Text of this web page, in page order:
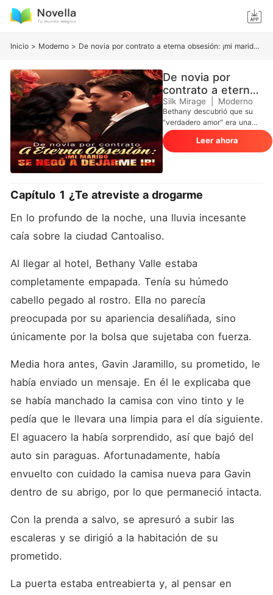
Inicio > Moderno > De novia por contrato a eterna obsesión: ¡mi marido se negó a dejarme ir!
De novia por
contrato a eterna
obsesión: ¡mi
marido se negó a
dejarme ir!
Silk Mirage Moderno
Bethany descubrió que su
"verdadero amor" era una
mentira en el momento en
que le tendieron una trampa
para que estuviera con otro
para robarle la fortuna. Sin
trato y entró en un
gente estaba ansiosa por ver
cuánto tiempo podría
Bethany sobrevivir en este
matrimonio. Decidida a
vengarse, ella no esperaba
más que una transacción.
Pero cuando su hermana la
provocó por haber perdido
el temido hombre dijo con
cuando su ex la amenazó, él
le regaló un raro diamante,
mientras le decía: "Mi mujer
merece lo mejor de lo
contrato se acercaba a su
fin, ella intentó irse, solo
para que él la atrajera hacia
sí, mientras le pedía: "Quiero
eterno".
Leer ahora
Capítulo 1 ¿Te atreviste a drogarme
En lo profundo de la noche, una lluvia incesante
caía sobre la ciudad Cantoaliso.
Al llegar al hotel, Bethany Valle estaba
completamente empapada. Tenía su húmedo
cabello pegado al rostro. Ella no parecía
preocupada por su apariencia desaliñada, sino
únicamente por la bolsa que sujetaba con fuerza.
Media hora antes, Gavin Jaramillo, su prometido, le
había enviado un mensaje. En él le explicaba que
se había manchado la camisa con vino tinto y le
pedía que le llevara una limpia para el día siguiente.
El aguacero la había sorprendido, así que bajó del
auto sin paraguas. Afortunadamente, había
envuelto con cuidado la camisa nueva para Gavin
Con la prenda a salvo, se apresuró a subir las
escaleras y se dirigió a la habitación de su
prometido.
La puerta estaba entreabierta y, al pensar en